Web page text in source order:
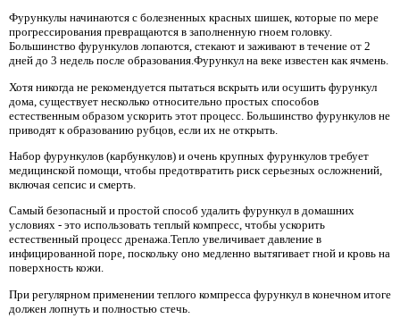
Фурункулы начинаются с болезненных красных шишек, которые по мере
прогрессирования превращаются в заполненную гноем головку.
Большинство фурункулов лопаются, стекают и заживают в течение от 2
дней до 3 недель после образования.Фурункул на веке известен как ячмень.
Хотя никогда не рекомендуется пытаться вскрыть или осушить фурункул
дома, существует несколько относительно простых способов
естественным образом ускорить этот процесс. Большинство фурункулов не
приводят к образованию рубцов, если их не открыть.
Набор фурункулов (карбункулов) и очень крупных фурункулов требует
медицинской помощи, чтобы предотвратить риск серьезных осложнений,
включая сепсис и смерть.
Самый безопасный и простой способ удалить фурункул в домашних
условиях - это использовать теплый компресс, чтобы ускорить
естественный процесс дренажа.Тепло увеличивает давление в
инфицированной поре, поскольку оно медленно вытягивает гной и кровь на
поверхность кожи.
При регулярном применении теплого компресса фурункул в конечном итоге
должен лопнуть и полностью стечь.